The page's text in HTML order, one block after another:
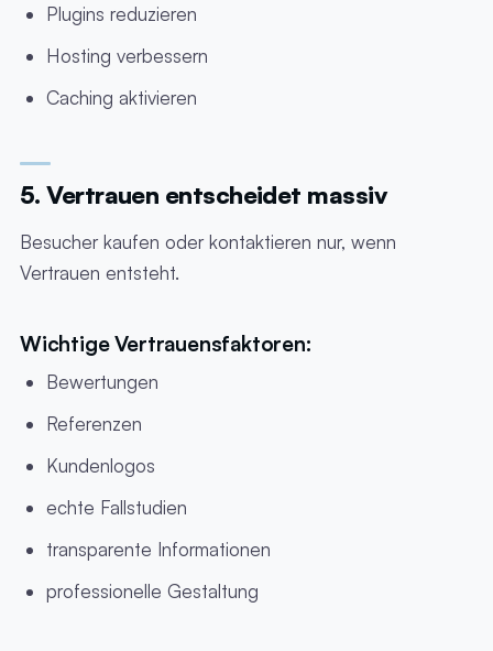
Plugins reduzieren
Hosting verbessern
Caching aktivieren
5. Vertrauen entscheidet massiv
Besucher kaufen oder kontaktieren nur, wenn
Vertrauen entsteht.
Wichtige Vertrauensfaktoren:
Bewertungen
Referenzen
Kundenlogos
echte Fallstudien
transparente Informationen
professionelle Gestaltung